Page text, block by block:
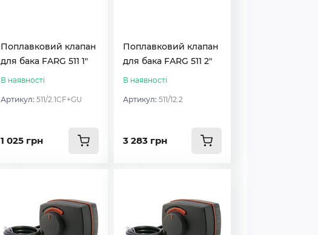
Поплавковий клапан
для бака FARG 511 1″
В наявності
Артикул: 511/2.1CF+GU
1 025 грн
Поплавковий клапан
для бака FARG 511 2″
В наявності
Артикул:511/12.2
3 283 грн